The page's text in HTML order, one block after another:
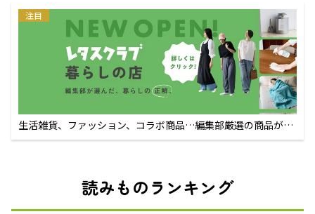
注目
生活雑貨、ファッション、コラボ商品…編集部厳選の商品が買
えるECサイト
読みものランキング